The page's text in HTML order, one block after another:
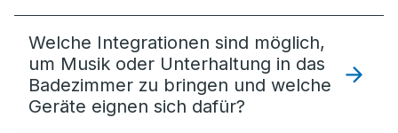
Welche Integrationen sind möglich,
um Musik oder Unterhaltung in das
Badezimmer zu bringen und welche
Geräte eignen sich dafür?